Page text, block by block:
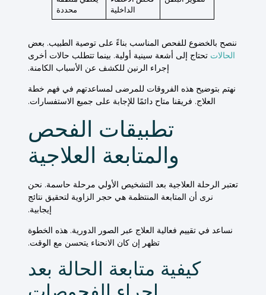
الداخلية
محددة
ننصح بالخضوع للفحص المناسب بناءً على توصية الطبيب. بعض
الحالات تحتاج إلى أشعة سينية أولية. بينما تتطلب حالات أخرى
إجراء الرنين للكشف عن الأسباب الكامنة.
نهتم بتوضيح هذه الفروقات للمرضى لمساعدتهم في فهم خطة
العلاج. فريقنا متاح دائمًا للإجابة على جميع الاستفسارات.
تطبيقات الفحص
والمتابعة العلاجية
تعتبر الرحلة العلاجية بعد التشخيص الأولي مرحلة حاسمة. نحن
نرى أن المتابعة المنتظمة هي حجر الزاوية لتحقيق نتائج
إيجابية.
نساعد في تقييم فعالية العلاج عبر الصور الدورية. هذه الخطوة
تظهر إن كان الانحناء يتحسن مع الوقت.
كيفية متابعة الحالة بعد